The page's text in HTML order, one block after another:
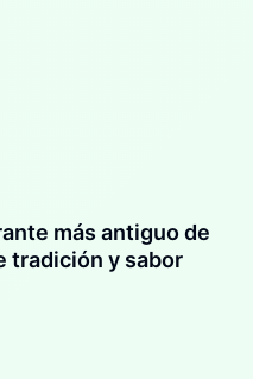
más antiguo de
tradición y sabor